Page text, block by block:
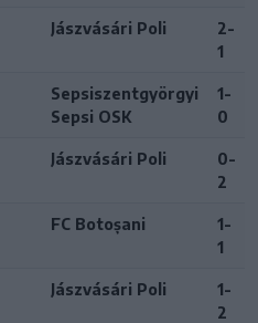
Jászvásári Poli
2-
1
Sepsiszentgyörgyi
Sepsi OSK
1-
0
Jászvásári Poli
0-
2
FC Botoșani
1-
1
Jászvásári Poli
1-
2